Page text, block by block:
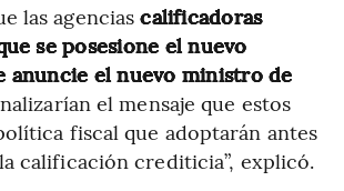
las agenciascalificadoras
se posesione el nuevo
anuncie el nuevo ministro de
el mensaje que estos
fiscal que adoptarán antes
calificación crediticia”, explicó.